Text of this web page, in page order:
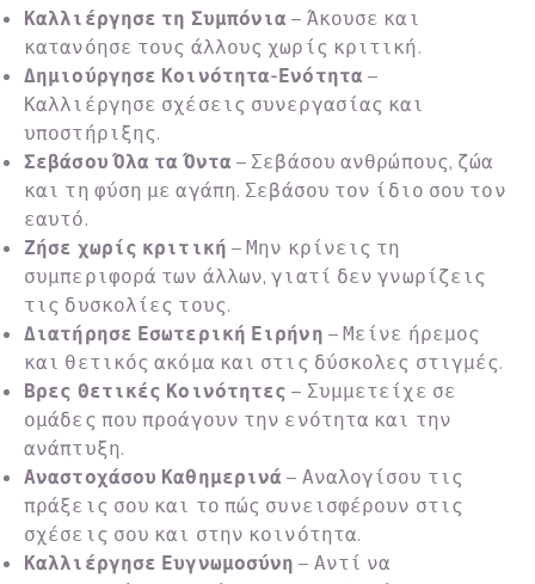
Καλλιέργησε τη Συμπόνια – Άκουσε και
κατανόησε τους άλλους χωρίς κριτική.
Δημιούργησε Κοινότητα-Ενότητα –
Καλλιέργησε σχέσεις συνεργασίας και
υποστήριξης.
Σεβάσου Όλα τα Όντα – Σεβάσου ανθρώπους, ζώα
και τη φύση με αγάπη. Σεβάσου τον ίδιο σου τον
εαυτό.
Ζήσε χωρίς κριτική – Μην κρίνεις τη
συμπεριφορά των άλλων, γιατί δεν γνωρίζεις
τις δυσκολίες τους.
Διατήρησε Εσωτερική Ειρήνη – Μείνε ήρεμος
και θετικός ακόμα και στις δύσκολες στιγμές.
Βρες Θετικές Κοινότητες – Συμμετείχε σε
ομάδες που προάγουν την ενότητα και την
ανάπτυξη.
Αναστοχάσου Καθημερινά – Αναλογίσου τις
πράξεις σου και το πώς συνεισφέρουν στις
σχέσεις σου και στην κοινότητα.
Καλλιέργησε Ευγνωμοσύνη – Αντί να